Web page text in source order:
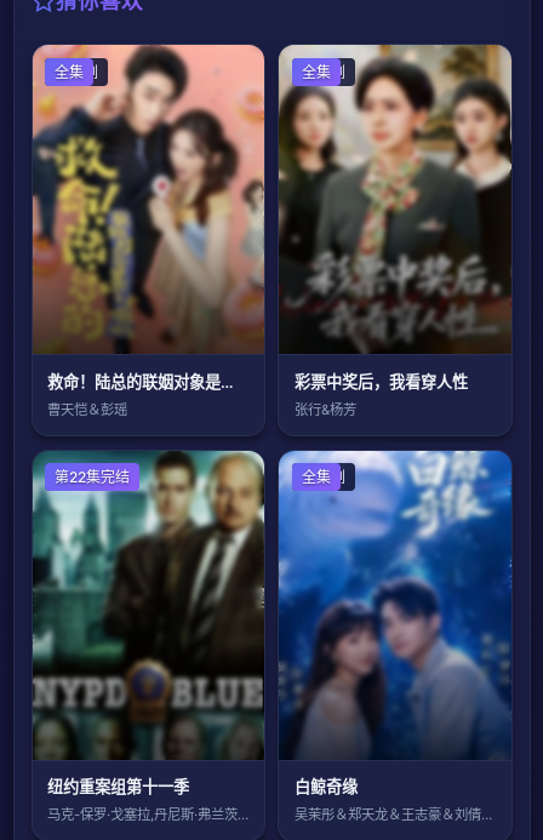
国产剧
全集
救命！陆总的联姻对象是个小喇叭
曹天恺＆彭瑶
国产剧
全集
彩票中奖后，我看穿人性
张行&杨芳
欧美剧
第22集完结
纽约重案组第十一季
马克-保罗·戈塞拉,丹尼斯·弗兰茨,戈登
国产剧
全集
白鲸奇缘
吴茉彤＆郑天龙＆王志豪＆刘倩宇＆梅先锋